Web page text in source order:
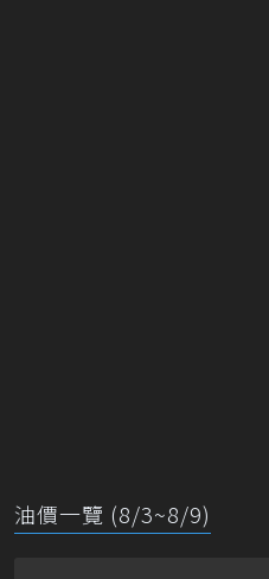
油價一覽 (8/3~8/9)